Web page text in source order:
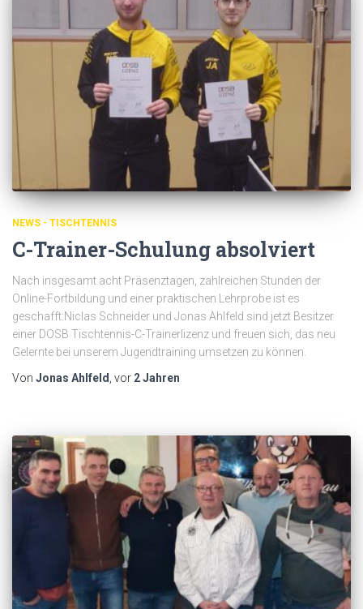
NEWS - TISCHTENNIS
C-Trainer-Schulung absolviert
Nach insgesamt acht Präsenztagen, zahlreichen Stunden der
Online-Fortbildung und einer praktischen Lehrprobe ist es
geschafft:Niclas Schneider und Jonas Ahlfeld sind jetzt Besitzer
einer DOSB Tischtennis-C-Trainerlizenz und freuen sich, das neu
Gelernte bei unserem Jugendtraining umsetzen zu können.
Von Jonas Ahlfeld , vor 2 Jahren